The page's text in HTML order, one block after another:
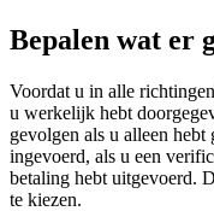
Bepalen wat er
Voordat u in alle
u werkelijk hebt
gevolgen als u alleen
ingevoerd, als u een
betaling hebt uitgevoerd.
te kiezen.